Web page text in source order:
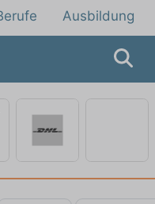
Ausbildung